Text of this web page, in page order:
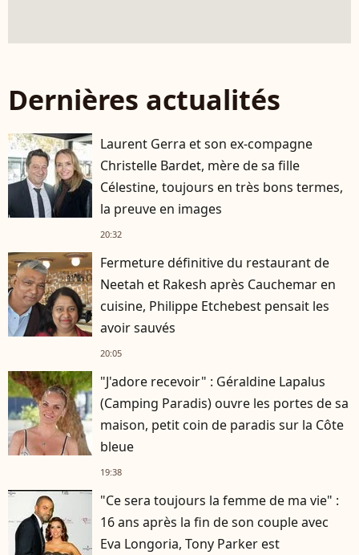
Dernières actualités
Laurent Gerra et son ex-compagne
Christelle Bardet, mère de sa fille
Célestine, toujours en très bons termes,
la preuve en images
20:32
Fermeture définitive du restaurant de
Neetah et Rakesh après Cauchemar en
cuisine, Philippe Etchebest pensait les
avoir sauvés
20:05
"J'adore recevoir" : Géraldine Lapalus
(Camping Paradis) ouvre les portes de sa
maison, petit coin de paradis sur la Côte
bleue
19:38
"Ce sera toujours la femme de ma vie" :
16 ans après la fin de son couple avec
Eva Longoria, Tony Parker est